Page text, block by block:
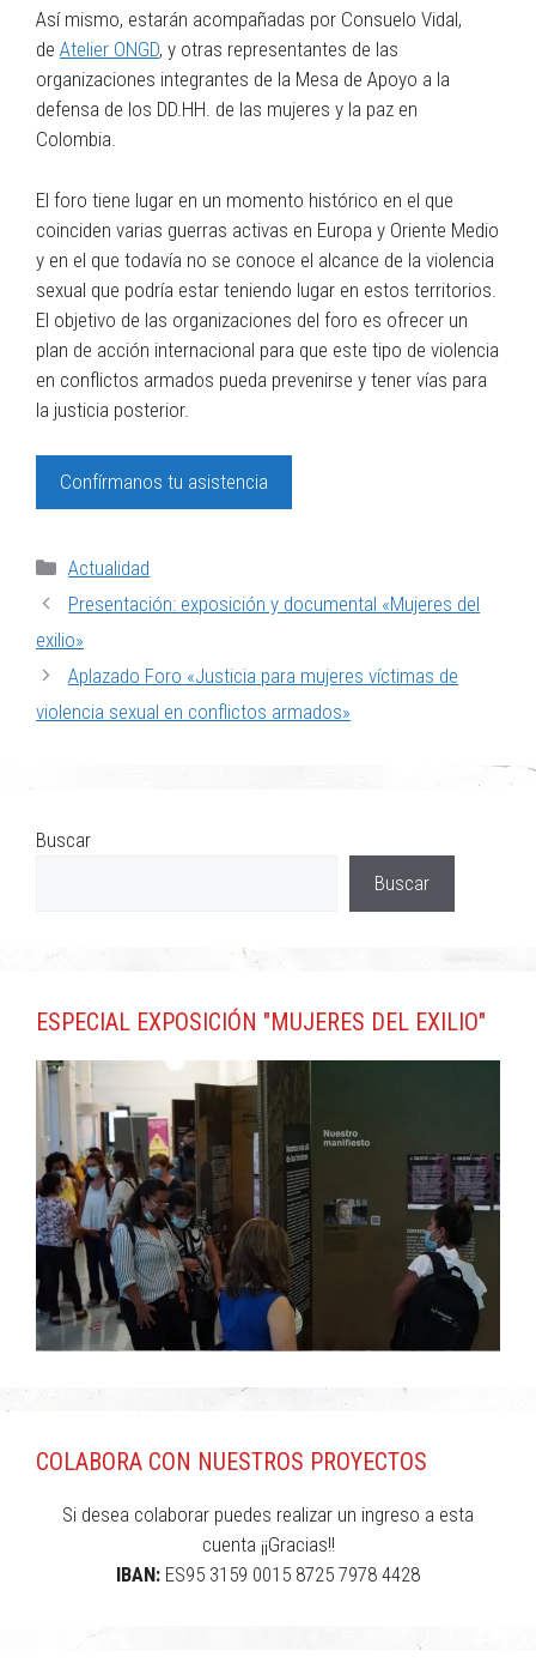
Así mismo, estarán acompañadas por Consuelo Vidal,
de Atelier ONGD, y otras representantes de las
organizaciones integrantes de la Mesa de Apoyo a la
defensa de los DD.HH. de las mujeres y la paz en
Colombia.
El foro tiene lugar en un momento histórico en el que
coinciden varias guerras activas en Europa y Oriente Medio
y en el que todavía no se conoce el alcance de la violencia
sexual que podría estar teniendo lugar en estos territorios.
El objetivo de las organizaciones del foro es ofrecer un
plan de acción internacional para que este tipo de violencia
en conflictos armados pueda prevenirse y tener vías para
la justicia posterior.
Confírmanos tu asistencia
Actualidad
Presentación: exposición y documental «Mujeres del
exilio»
Aplazado Foro «Justicia para mujeres víctimas de
violencia sexual en conflictos armados»
Buscar
Buscar
ESPECIAL EXPOSICIÓN "MUJERES DEL EXILIO"
COLABORA CON NUESTROS PROYECTOS
Si desea colaborar puedes realizar un ingreso a esta
cuenta ¡¡Gracias!!
IBAN: ES95 3159 0015 8725 7978 4428